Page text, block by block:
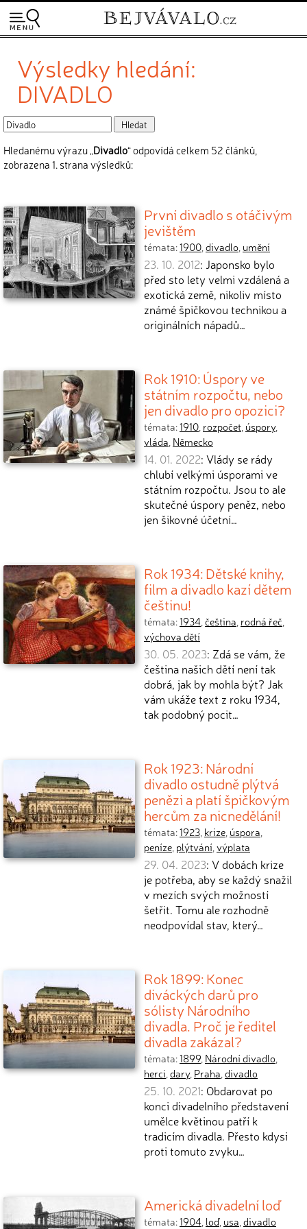
Výsledky hledání:
DIVADLO
Hledanému výrazu „Divadlo“ odpovídá celkem 52 článků,
zobrazena 1. strana výsledků:
První divadlo s otáčivým
jevištěm
témata:1900,divadlo, umění
23. 10. 2012: Japonsko bylo
před sto lety velmi vzdálená a
exotická země, nikoliv místo
známé špičkovou technikou a
originálních nápadů…
Rok 1910: Úspory ve
státním rozpočtu, nebo
jen divadlo pro opozici?
témata:1910, rozpočet, úspory,
vláda, Německo
14. 01. 2022: Vlády se rády
chlubí velkými úsporami ve
státním rozpočtu. Jsou to ale
skutečné úspory peněz, nebo
jen šikovné účetní…
Rok 1934: Dětské knihy,
film a divadlo kazí dětem
češtinu!
témata:1934,čeština, rodná řeč,
výchova dětí
30. 05. 2023: Zdá se vám, že
čeština našich dětí není tak
dobrá, jak by mohla být? Jak
vám ukáže text z roku 1934,
tak podobný pocit…
Rok 1923: Národní
divadlo ostudně plýtvá
penězi a platí špičkovým
hercům za nicnedělání!
témata:1923, krize, úspora,
peníze, plýtvání,výplata
29. 04. 2023: V dobách krize
je potřeba, aby se každý snažil
v mezích svých možností
šetřit. Tomu ale rozhodně
neodpovídal stav, který…
Rok 1899: Konec
diváckých darů pro
sólisty Národního
divadla. Proč je ředitel
divadla zakázal?
témata:1899, Národní divadlo,
herci,dary, Praha,divadlo
25. 10. 2021: Obdarovat po
konci divadelního představení
umělce květinou patří k
tradicím divadla. Přesto kdysi
proti tomuto zvyku…
Americká divadelní loď
témata:1904, loď, usa,divadlo